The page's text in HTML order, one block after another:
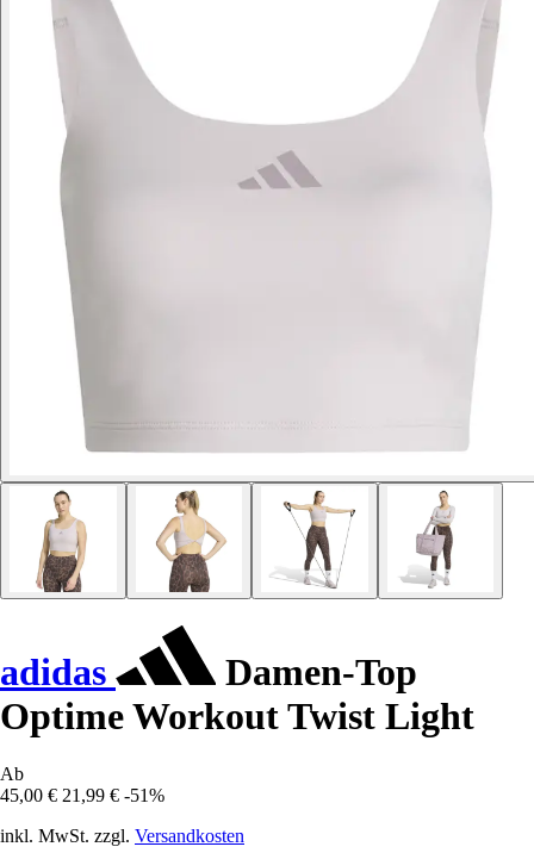
adidas
Damen-Top
Optime Workout Twist Light
Ab
45,00 € 21,99 € -51%
inkl. MwSt. zzgl. Versandkosten